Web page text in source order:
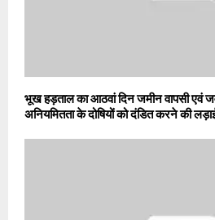
भूख हड़ताल का आठवां दिन जमीन वापसी एवं
अनियमितता के दोषियों को दंडित करने की